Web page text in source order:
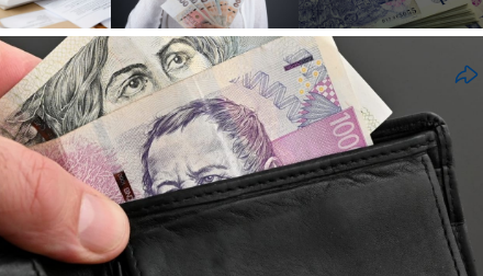
roku vzrostla meziročně průměrná mzda o
Po zohlednění inflace se mzdy zvýšily o
ve vysílání CNN Prima NEWS shodli, že je
růstu a skutečnosti, že se lidé nebojí říci
mzdami je ale ještě podle nich